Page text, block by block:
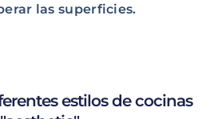
las superficies.
estilos de cocinas